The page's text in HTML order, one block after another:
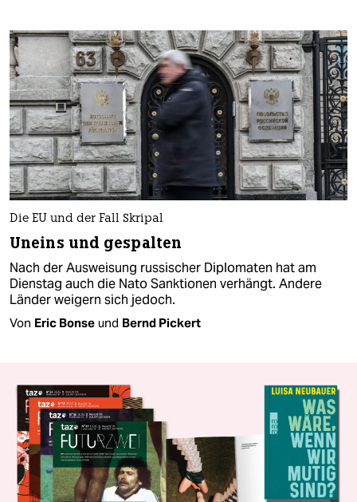
Die EU und der Fall Skripal
Uneins und gespalten
Nach der Ausweisung russischer Diplomaten hat am
Dienstag auch die Nato Sanktionen verhängt. Andere
Länder weigern sich jedoch.
Von Eric Bonse und Bernd Pickert